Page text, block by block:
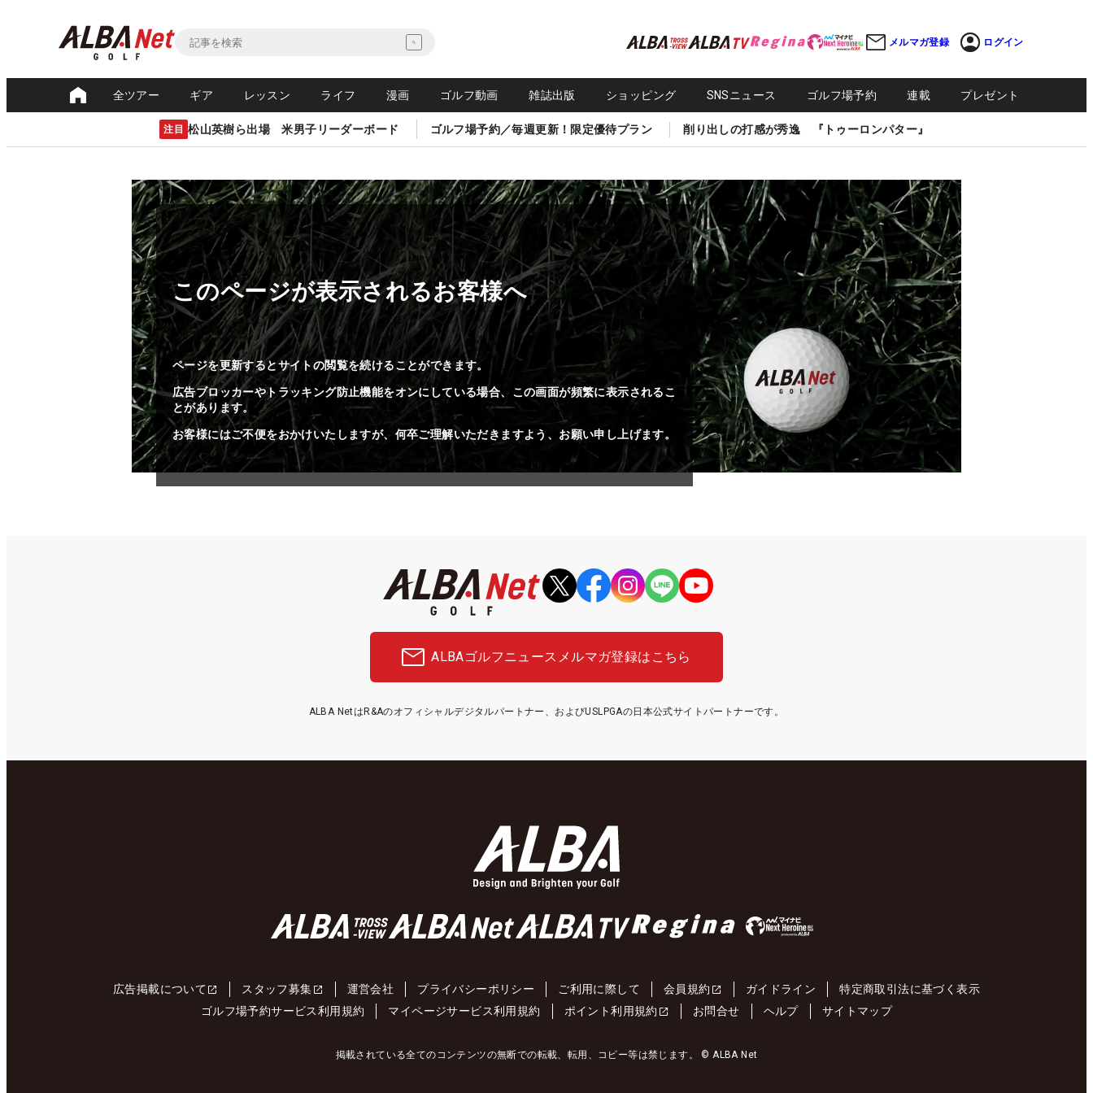
メルマガ登録 ログイン
全ツアー ギア レッスン ライフ 漫画 ゴルフ動画 雑誌出版 ショッピング SNSニュース ゴルフ場予約 連載 プレゼント
注目 松山英樹ら出場 米男子リーダーボード ゴルフ場予約／毎週更新！限定優待プラン 削り出しの打感が秀逸 『トゥーロンパター』
このページが表示されるお客様へ
ページを更新するとサイトの閲覧を続けることができます。
広告ブロッカーやトラッキング防止機能をオンにしている場合、この画面が頻繁に表示されるこ
とがあります。
お客様にはご不便をおかけいたしますが、何卒ご理解いただきますよう、お願い申し上げます。
ALBAゴルフニュース メルマガ登録はこちら
ALBA NetはR&Aのオフィシャルデジタルパートナー、およびUSLPGAの日本公式サイトパートナーです。
広告掲載について スタッフ募集 運営会社 プライバシーポリシー ご利用に際して 会員規約 ガイドライン
特定商取引法に基づく表示
ゴルフ場予約サービス利用規約
マイページサービス利用規約 ポイント利用規約 お問合せ ヘルプ サイトマップ
掲載されている全てのコンテンツの無断での転載、転用、コピー等は禁じます。 © ALBA Net